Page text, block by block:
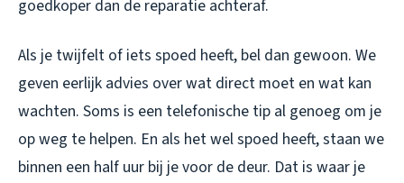
goedkoper dan de reparatie achteraf.
Als je twijfelt of iets spoed heeft, bel dan gewoon. We
geven eerlijk advies over wat direct moet en wat kan
wachten. Soms is een telefonische tip al genoeg om je
op weg te helpen. En als het wel spoed heeft, staan we
binnen een half uur bij je voor de deur. Dat is waar je